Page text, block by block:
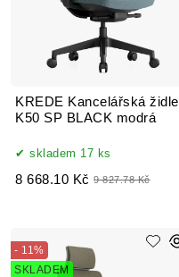
KREDE Kancelářská židle
K50 SP BLACK modrá
skladem 17 ks
8 668.10 Kč 9 827.78 Kč
- 11%
SKLADEM